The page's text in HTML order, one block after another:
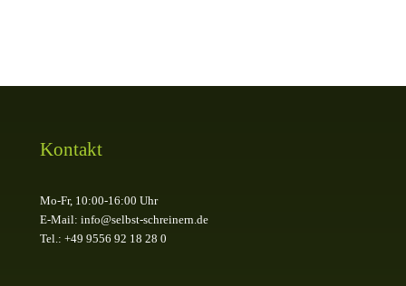
Kontakt
Mo-Fr, 10:00-16:00 Uhr
E-Mail: info@selbst-schreinern.de
Tel.: +49 9556 92 18 28 0